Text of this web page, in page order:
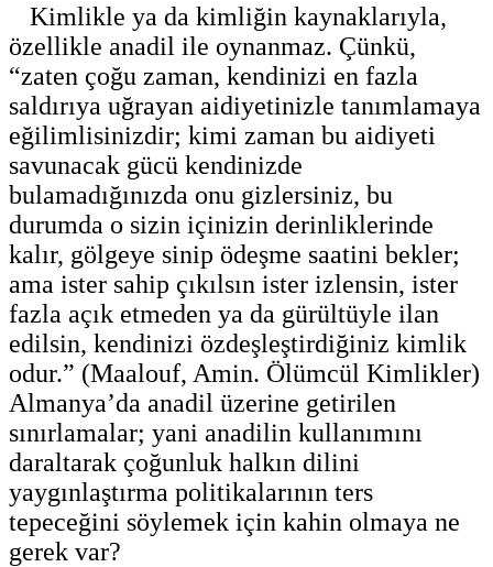
Kimlikle ya da kimliğin kaynaklarıyla,
özellikle anadil ile oynanmaz. Çünkü,
“zaten çoğu zaman, kendinizi en fazla
saldırıya uğrayan aidiyetinizle tanımlamaya
eğilimlisinizdir; kimi zaman bu aidiyeti
savunacak gücü kendinizde
bulamadığınızda onu gizlersiniz, bu
durumda o sizin içinizin derinliklerinde
kalır, gölgeye sinip ödeşme saatini bekler;
ama ister sahip çıkılsın ister izlensin, ister
fazla açık etmeden ya da gürültüyle ilan
edilsin, kendinizi özdeşleştirdiğiniz kimlik
odur.” (Maalouf, Amin. Ölümcül Kimlikler)
Almanya’da anadil üzerine getirilen
sınırlamalar; yani anadilin kullanımını
daraltarak çoğunluk halkın dilini
yaygınlaştırma politikalarının ters
tepeceğini söylemek için kahin olmaya ne
gerek var?